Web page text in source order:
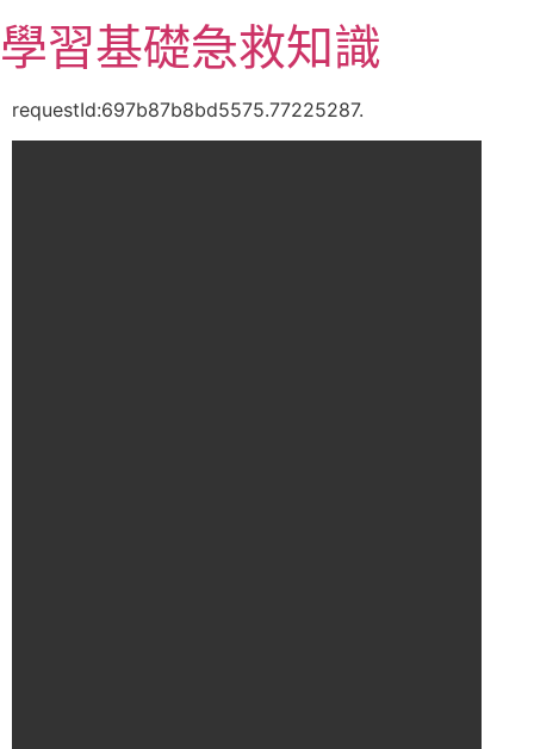
至
主
學習基礎急救知識
requestId:697b87b8bd5575.77225287.